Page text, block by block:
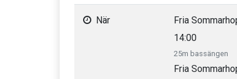
När
Fria
14:00
25m bassängen
Fria